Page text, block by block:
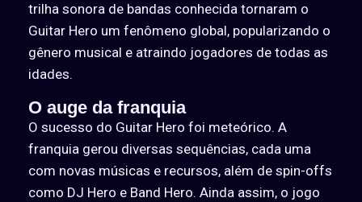
trilha sonora de bandas conhecida tornaram o
Guitar Hero um fenômeno global, popularizando o
gênero musical e atraindo jogadores de todas as
idades.
O auge da franquia
O sucesso do Guitar Hero foi meteórico. A
franquia gerou diversas sequências, cada uma
com novas músicas e recursos, além de spin-offs
como DJ Hero e Band Hero. Ainda assim, o jogo